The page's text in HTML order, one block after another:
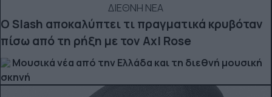
ΔΙΕΘΝΗ ΝΕΑ
Ο Slash αποκαλύπτει τι πραγματικά κρυβόταν
πίσω από τη ρήξη με τον Axl Rose
Μουσικά νέα από την Ελλάδα και τη διεθνή μουσική
σκηνή